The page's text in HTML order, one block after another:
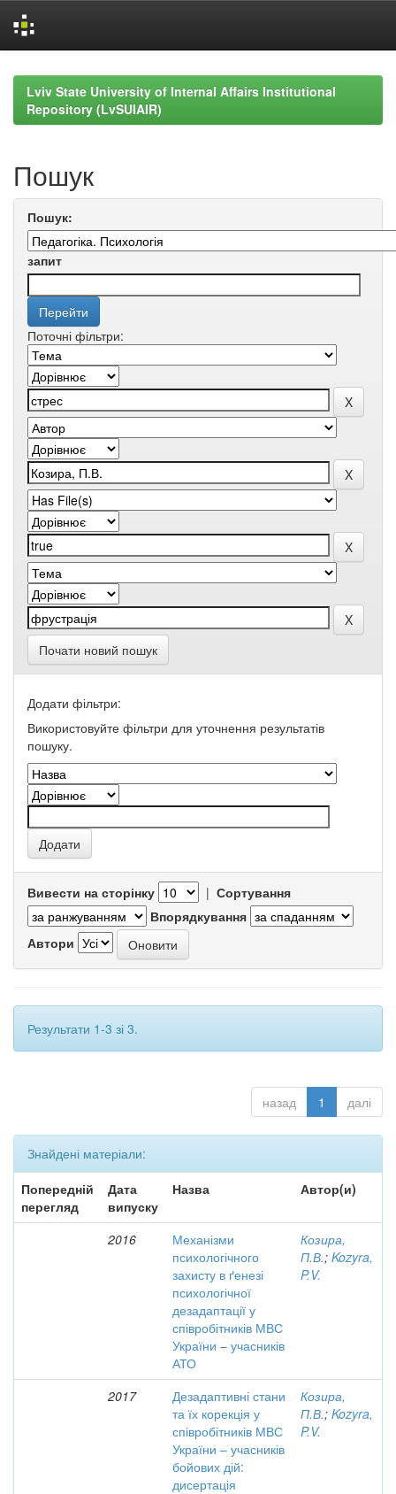
navigationLviv State University of Internal Affairs Institutional
Repository (LvSUIAIR)
Пошук
Пошук:
запит
Поточні фільтри:
Почати новий пошук
Додати фільтри:
Використовуйте фільтри для уточнення результатів
пошуку.
Вивести на сторінку | Сортування
Впорядкування
Автори
Результати 1-3 зі 3.
назад 1 далі
Знайдені матеріали:
Попередній
перегляд
Дата
випуску
Назва Автор(и)
2016
Механізми
психологічного
захисту в ґенезі
психологічної
дезадаптації у
співробітників МВС
України – учасників
АТО
Козира,
П.В.; Kozyra,
P.V.
2017
Дезадаптивні стани
та їх корекція у
співробітників МВС
України – учасників
бойових дій:
дисертація
Козира,
П.В.; Kozyra,
P.V.